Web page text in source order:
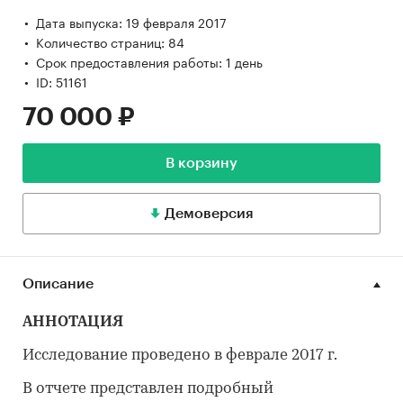
Дата выпуска: 19 февраля 2017
Количество страниц: 84
Срок предоставления работы: 1 день
ID: 51161
70 000 ₽
В корзину
Демоверсия
Описание
АННОТАЦИЯ
Исследование проведено в феврале 2017 г.
В отчете представлен подробный